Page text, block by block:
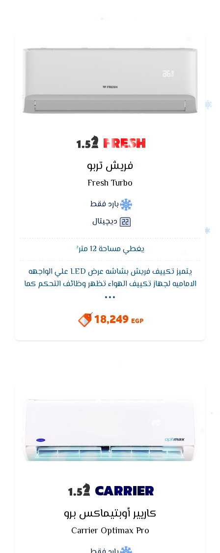
FRESH
فريش تربو
Fresh Turbo
بارد فقط
ديچيتال
يغطي مساحة 12 متر²
يتميز تكييف فريش بشاشه عرض LED علي الواجهه
الاماميه لجهاز تكييف الهواء تظهر وظائف التحكم كما
تظهر نوع العطل وهي خاصيه التشخيص الذاتي في حاله
...
18,249 EGP
CARRIER
كاريير أوبتيماكس برو
Carrier Optimax Pro